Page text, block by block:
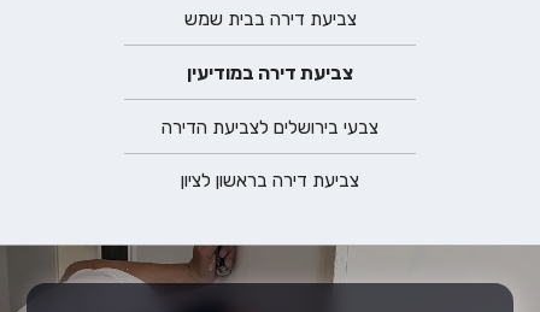
צביעת דירה בבית שמש
צביעת דירה במודיעין
צבעי בירושלים לצביעת הדירה
צביעת דירה בראשון לציון